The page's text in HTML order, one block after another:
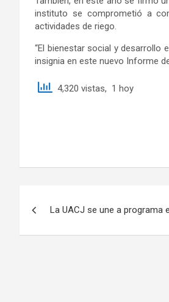
instituto se comprometió a
actividades de riego.
“El bienestar social y desarrollo
insignia en este nuevo Informe
4,320 vistas, 1 hoy
La UACJ se une a programa